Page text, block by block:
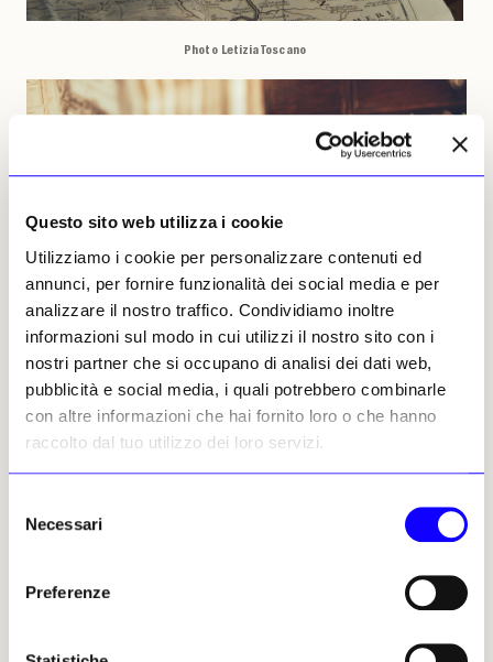
Questo sito web utilizza i cookie
Utilizziamo i cookie per personalizzare contenuti ed
annunci, per fornire funzionalità dei social media e per
analizzare il nostro traffico. Condividiamo inoltre
informazioni sul modo in cui utilizzi il nostro sito con i
nostri partner che si occupano di analisi dei dati web,
pubblicità e social media, i quali potrebbero combinarle
con altre informazioni che hai fornito loro o che hanno
raccolto dal tuo utilizzo dei loro servizi.
delNecessari
Preferenze
Photo Letizia Toscano
Qual è l’identikit di chi la contatta sui
social, qualcuno poi diventa collezionista?
anni, che magari trovano un libro in casa di cui vogliono
solito fra 25 e 35 anni, fino a 5 anni fa l’età media dei